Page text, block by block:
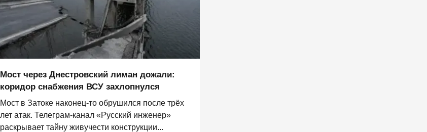
Мост через Днестровский лиман дожали:
коридор снабжения ВСУ захлопнулся
Мост в Затоке наконец-то обрушился после трёх
лет атак. Телеграм-канал «Русский инженер»
раскрывает тайну живучести конструкции...